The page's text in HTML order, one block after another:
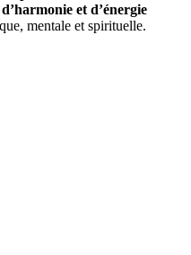
et d’énergie
mentale et spirituelle.